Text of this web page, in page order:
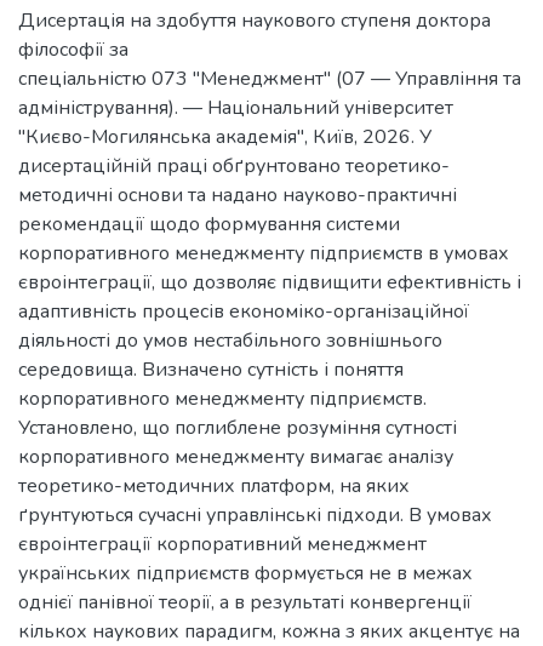
Дисертація на здобуття наукового ступеня доктора
філософії за
спеціальністю 073 "Менеджмент" (07 — Управління та
адміністрування). — Національний університет
"Києво-Могилянська академія", Київ, 2026. У
дисертаційній праці обґрунтовано теоретико-
методичні основи та надано науково-практичні
рекомендації щодо формування системи
корпоративного менеджменту підприємств в умовах
євроінтеграції, що дозволяє підвищити ефективність і
адаптивність процесів економіко-організаційної
діяльності до умов нестабільного зовнішнього
середовища. Визначено сутність і поняття
корпоративного менеджменту підприємств.
Установлено, що поглиблене розуміння сутності
корпоративного менеджменту вимагає аналізу
теоретико-методичних платформ, на яких
ґрунтуються сучасні управлінські підходи. В умовах
євроінтеграції корпоративний менеджмент
українських підприємств формується не в межах
однієї панівної теорії, а в результаті конвергенції
кількох наукових парадигм, кожна з яких акцентує на